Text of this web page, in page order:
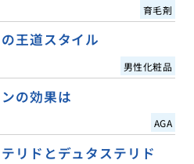
育毛剤
王道スタイル
男性化粧品
の効果は
AGA
リドとデュタステリド